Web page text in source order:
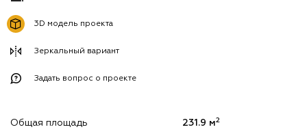
3D модель проекта
Зеркальный вариант
Задать вопрос о проекте
Общая площадь 231.9 м2